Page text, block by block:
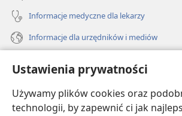
Ustawienia prywatności
Używamy plików cookies oraz
technologii, by zapewnić ci jak
Informacje medyczne dla lekarzy
Informacje dla urzędników i mediów
Darowizny
(opens
new